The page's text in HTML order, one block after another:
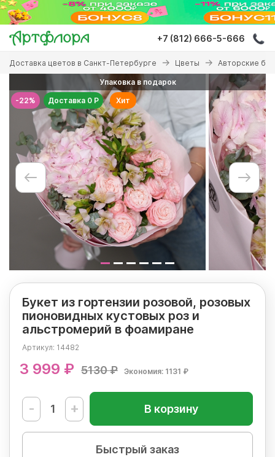
Перейти
основному
содержанию
+7 (812) 666-5-666
Вы
здесь
Доставка цветов в Санкт-Петербурге Цветы Авторские
-22%
Упаковка в подарок
Доставка 0 Р
Хит
Букет из гортензии розовой, розовых
пионовидных кустовых роз и
альстромерий в фоамиране
Артикул: 14482
3 999 ₽ 5130 ₽ Экономия: 1131 ₽
- + В корзину
Быстрый заказ